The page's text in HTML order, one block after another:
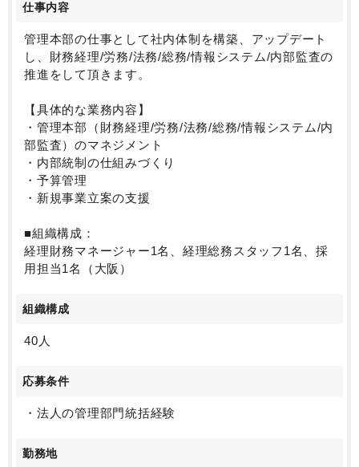
仕事内容
管理本部の仕事として社内体制を構築、アップデート
し、財務経理/労務/法務/総務/情報システム/内部監査の
推進をして頂きます。
【具体的な業務内容】
・管理本部（財務経理/労務/法務/総務/情報システム/内
部監査）のマネジメント
・内部統制の仕組みづくり
・予算管理
・新規事業立案の支援
■組織構成：
経理財務マネージャー1名、経理総務スタッフ1名、採
用担当1名（大阪）
組織構成
40人
応募条件
・法人の管理部門統括経験
勤務地